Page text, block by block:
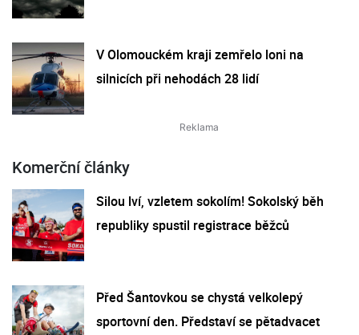
V Olomouckém kraji zemřelo loni na
silnicích při nehodách 28 lidí
Komerční články
Silou lví, vzletem sokolím! Sokolský běh
republiky spustil registrace běžců
Před Šantovkou se chystá velkolepý
sportovní den. Představí se pětadvacet